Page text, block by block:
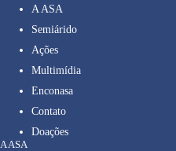
A ASA
Semiárido
Ações
Multimídia
Enconasa
Contato
Doações
A ASA